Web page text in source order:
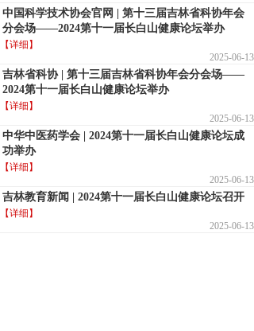
中国科学技术协会官网 | 第十三届吉林省科协年会
分会场——2024第十一届长白山健康论坛举办
【详细】
2025-06-13
吉林省科协 | 第十三届吉林省科协年会分会场——
2024第十一届长白山健康论坛举办
【详细】
2025-06-13
中华中医药学会 | 2024第十一届长白山健康论坛成
功举办
【详细】
2025-06-13
吉林教育新闻 | 2024第十一届长白山健康论坛召开
【详细】
2025-06-13